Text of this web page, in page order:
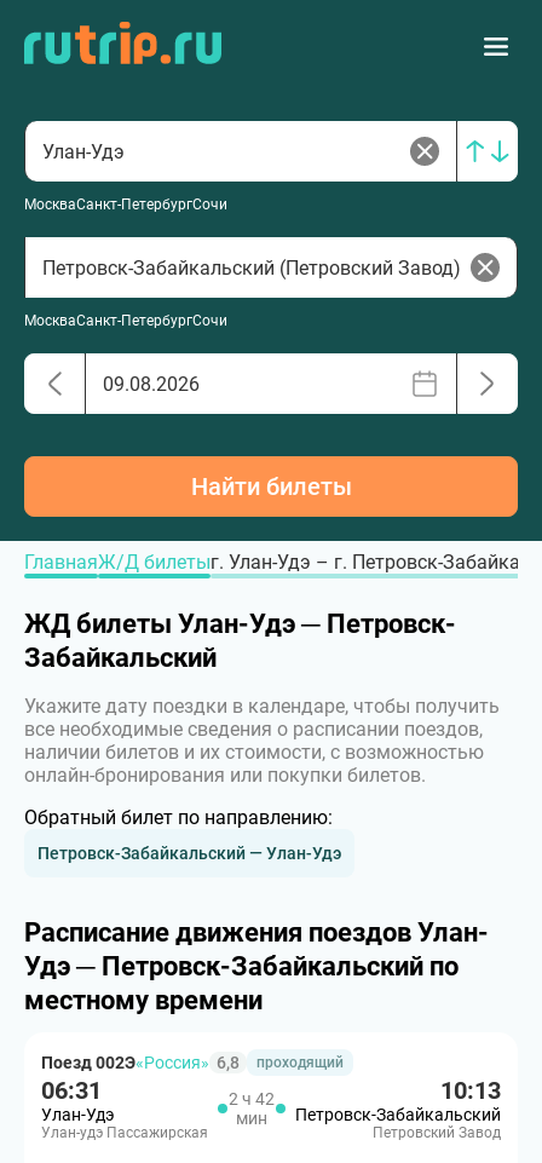
МоскваСанкт-ПетербургСочи
МоскваСанкт-ПетербургСочи
Найти билеты
ГлавнаяЖ/Д билетыг. Улан-Удэ – г. Петровск-
ЖД билеты Улан-Удэ ─ Петровск-
Забайкальский
Укажите дату поездки в календаре, чтобы получить
все необходимые сведения о расписании поездов,
наличии билетов и их стоимости, с возможностью
онлайн-бронирования или покупки билетов.
Обратный билет по направлению:
Петровск-Забайкальский — Улан-Удэ
Расписание движения поездов Улан-
Удэ ─ Петровск-Забайкальский по
местному времени
Поезд 002Э«Россия» 6,8 проходящий
06:31
Улан-Удэ
Улан-удэ Пассажирская
2 ч 42
мин
10:13
Петровск-Забайкальский
Петровский Завод